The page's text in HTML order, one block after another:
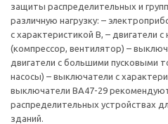
защиты распределительных и
различную нагрузку: –
с характеристикой В, – двигатели
(компрессор, вентилятор) –
двигатели с большими пусковыми
насосы) – выключатели с
выключатели ВА47-29
распределительных устройствах
зданий.